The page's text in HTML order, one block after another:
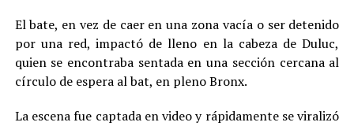
El bate, en vez de caer en una zona vacía o ser detenido
por una red, impactó de lleno en la cabeza de Duluc,
quien se encontraba sentada en una sección cercana al
círculo de espera al bat, en pleno Bronx.
La escena fue captada en video y rápidamente se viralizó